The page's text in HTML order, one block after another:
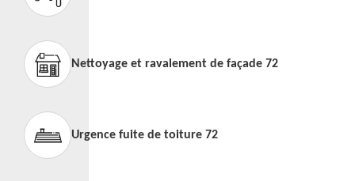
Nettoyage et ravalement de façade 72
Urgence fuite de toiture 72